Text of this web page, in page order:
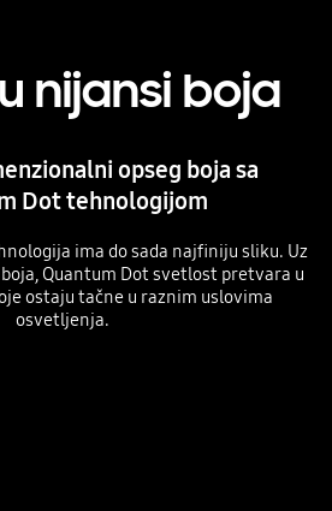
nijansi boja
opseg boja sa
Dot tehnologijom
ima do sada najfiniju sliku. Uz
Quantum Dot svetlost pretvara u
ostaju tačne u raznim uslovima
osvetljenja.